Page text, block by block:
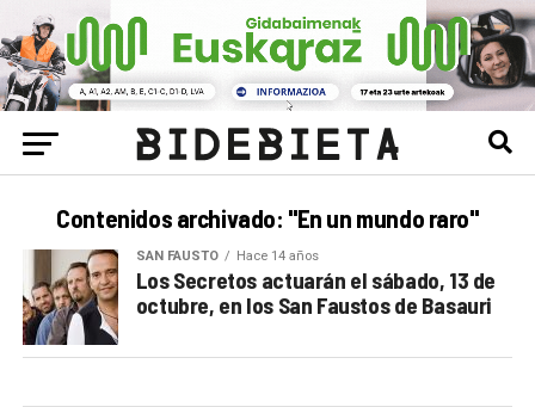
Contenidos archivado: "En un mundo raro"
SAN FAUSTO Hace 14 años
Los Secretos actuarán el sábado, 13 de
octubre, en los San Faustos de Basauri